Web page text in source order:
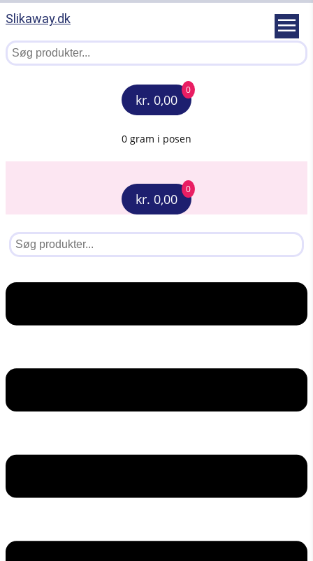
Slikaway.dk
kr. 0,00
0
0 gram i posen
kr. 0,00
0